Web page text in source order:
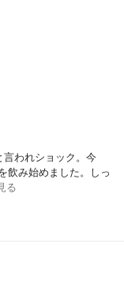
われショック。今
飲み始めました。しっ
る